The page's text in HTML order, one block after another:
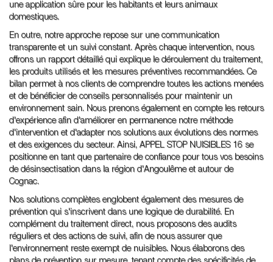
une application sûre pour les habitants et leurs animaux
domestiques.
En outre, notre approche repose sur une communication
transparente et un suivi constant. Après chaque intervention, nous
offrons un rapport détaillé qui explique le déroulement du traitement,
les produits utilisés et les mesures préventives recommandées. Ce
bilan permet à nos clients de comprendre toutes les actions menées
et de bénéficier de conseils personnalisés pour maintenir un
environnement sain. Nous prenons également en compte les retours
d'expérience afin d'améliorer en permanence notre méthode
d'intervention et d'adapter nos solutions aux évolutions des normes
et des exigences du secteur. Ainsi, APPEL STOP NUISIBLES 16 se
positionne en tant que partenaire de confiance pour tous vos besoins
de désinsectisation dans la région d'Angoulême et autour de
Cognac.
Nos solutions complètes englobent également des mesures de
prévention qui s'inscrivent dans une logique de durabilité. En
complément du traitement direct, nous proposons des audits
réguliers et des actions de suivi, afin de nous assurer que
l'environnement reste exempt de nuisibles. Nous élaborons des